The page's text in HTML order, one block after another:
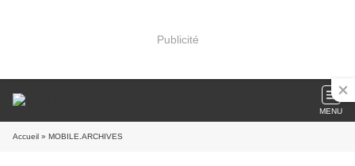
Publicité
MENU
Accueil » MOBILE.ARCHIVES